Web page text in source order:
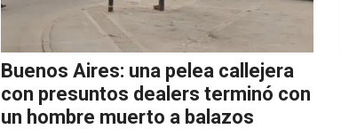
Buenos Aires: una pelea callejera
con presuntos dealers terminó con
un hombre muerto a balazos